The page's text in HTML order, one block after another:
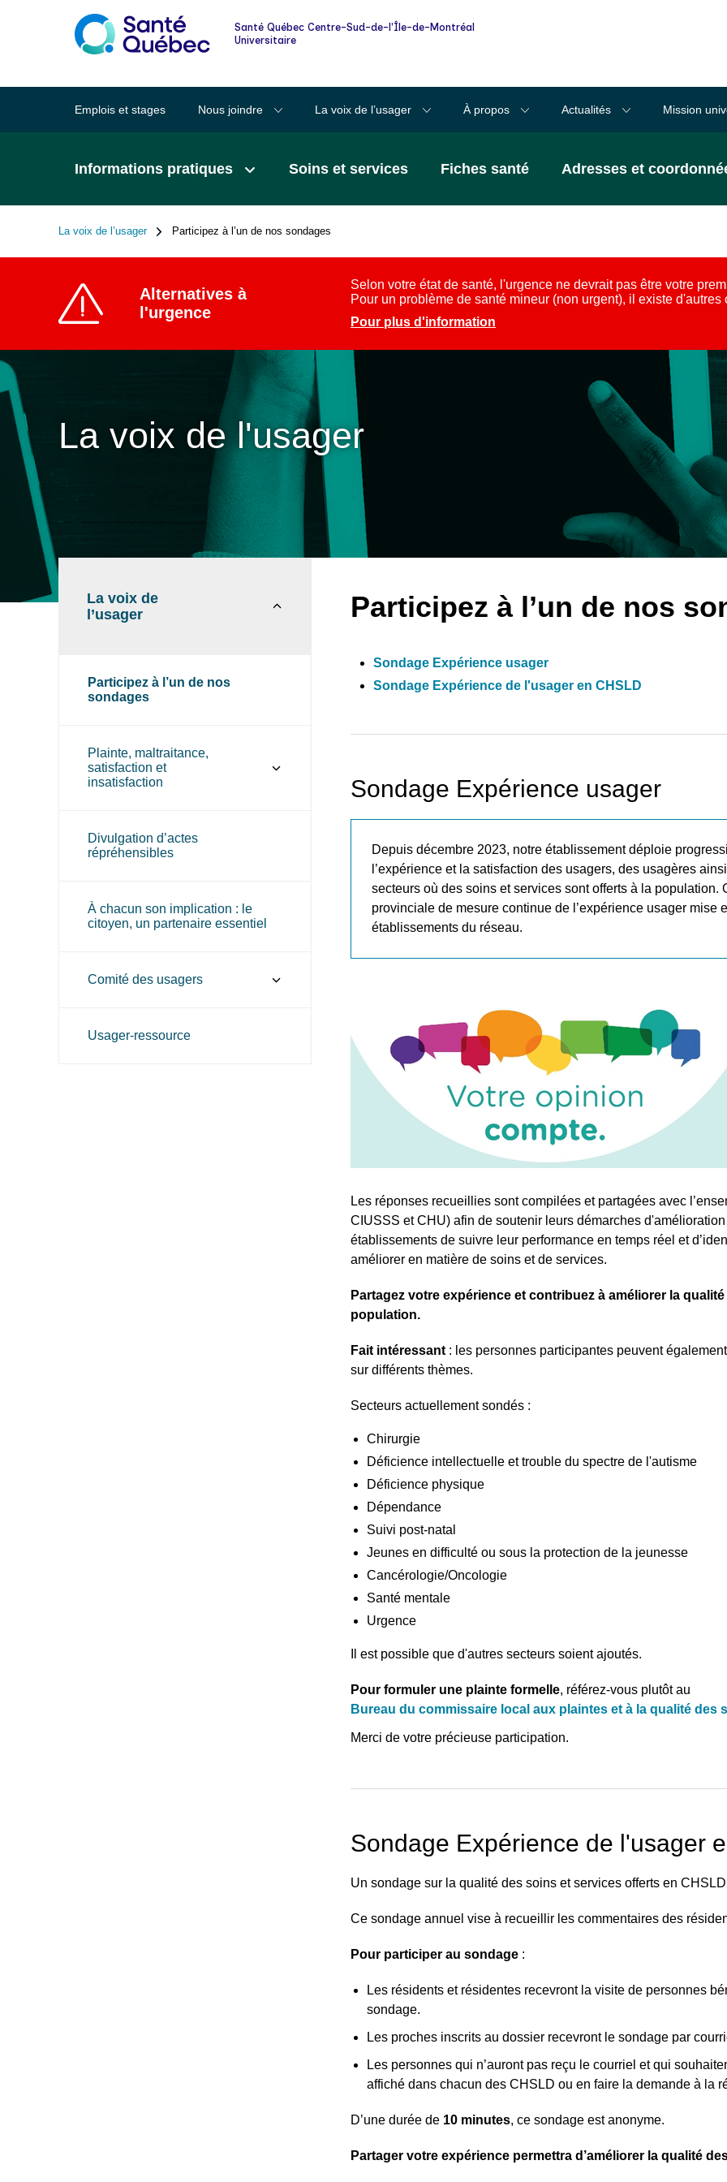
Santé Québec Centre-Sud-de-l'Île-de-Montréal
Universitaire
Emplois et stages Nous joindre La voix de l’usager À propos Actualités Mission
Informations pratiques
Informations pour les familles et les
proches
Signalement à la DPJ
Soins et services Fiches santé Adresses et
La voix de l’usager Participez à l’un de nos sondages
Rechercher
Alternatives à
l'urgence
Selon votre état de santé, l'urgence ne devrait pas être votre
Pour un problème de santé mineur (non urgent), il existe d'autres
Pour plus d'information
La voix de l'usager
La voix de
l’usager
Participez à l’un de nos
sondages
Plainte, maltraitance,
satisfaction et
insatisfaction
Divulgation d’actes
répréhensibles
À chacun son implication : le
citoyen, un partenaire essentiel
Comité des usagers
Usager-ressource
Participez à l’un de nos
Sondage Expérience usager
Sondage Expérience de l'usager en CHSLD
Sondage Expérience usager
Depuis décembre 2023, notre établissement déploie
l’expérience et la satisfaction des usagers, des usagères
secteurs où des soins et services sont offerts à la population.
provinciale de mesure continue de l’expérience usager mise
établissements du réseau.
Les réponses recueillies sont compilées et partagées avec
CIUSSS et CHU) afin de soutenir leurs démarches
établissements de suivre leur performance en temps réel et
améliorer en matière de soins et de services.
Partagez votre expérience et contribuez à améliorer la
population.
Fait intéressant : les personnes participantes peuvent
sur différents thèmes.
Secteurs actuellement sondés :
Chirurgie
Déficience intellectuelle et trouble du spectre de l'autisme
Déficience physique
Dépendance
Suivi post-natal
Jeunes en difficulté ou sous la protection de la jeunesse
Cancérologie/Oncologie
Santé mentale
Urgence
Il est possible que d'autres secteurs soient ajoutés.
Pour formuler une plainte formelle, référez-vous plutôt au
Bureau du commissaire local aux plaintes et à la qualité des
Merci de votre précieuse participation.
Sondage Expérience de l'usager
Un sondage sur la qualité des soins et services offerts en
Ce sondage annuel vise à recueillir les commentaires des
Pour participer au sondage :
Les résidents et résidentes recevront la visite de personnes
sondage.
Les proches inscrits au dossier recevront le sondage par
Les personnes qui n’auront pas reçu le courriel et qui
affiché dans chacun des CHSLD ou en faire la demande à la
D’une durée de 10 minutes, ce sondage est anonyme.
Partager votre expérience permettra d’améliorer la qualité